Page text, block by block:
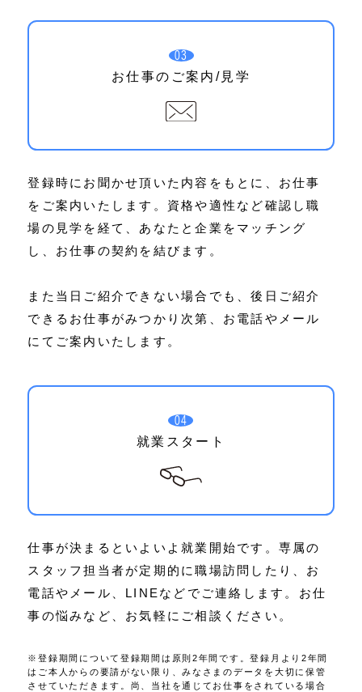
03
お仕事のご案内/見学
登録時にお聞かせ頂いた内容をもとに、お仕事
をご案内いたします。資格や適性など確認し職
場の見学を経て、あなたと企業をマッチング
し、お仕事の契約を結びます。
また当日ご紹介できない場合でも、後日ご紹介
できるお仕事がみつかり次第、お電話やメール
にてご案内いたします。
04
就業スタート
仕事が決まるといよいよ就業開始です。専属の
スタッフ担当者が定期的に職場訪問したり、お
電話やメール、LINEなどでご連絡します。お仕
事の悩みなど、お気軽にご相談ください。
※登録期間について登録期間は原則2年間です。登録月より2年間
はご本人からの要請がない限り、みなさまのデータを大切に保管
させていただきます。尚、当社を通じてお仕事をされている場合